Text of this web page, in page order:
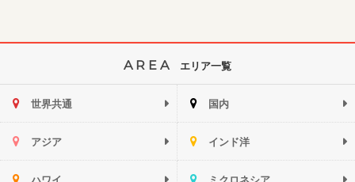
AREA エリア一覧
世界共通 国内
アジア インド洋